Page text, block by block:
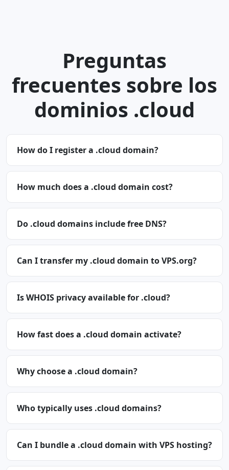
Preguntas
frecuentes sobre los
dominios .cloud
How do I register a .cloud domain?
How much does a .cloud domain cost?
Do .cloud domains include free DNS?
Can I transfer my .cloud domain to VPS.org?
Is WHOIS privacy available for .cloud?
How fast does a .cloud domain activate?
Why choose a .cloud domain?
Who typically uses .cloud domains?
Can I bundle a .cloud domain with VPS hosting?